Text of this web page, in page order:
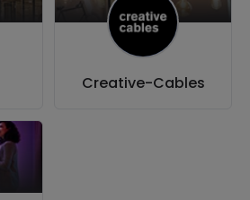
Creative-Cables